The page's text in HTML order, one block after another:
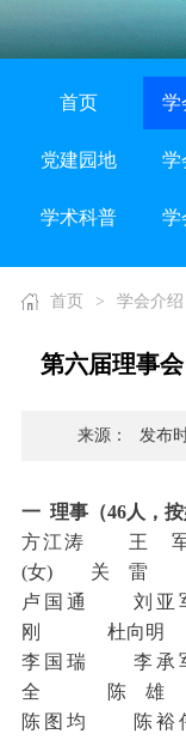
首页 学
党建园地 学
学术科普 学
首页 > 学会介绍
第六届理事会
来源： 发布
一 理事（46人，按
方江涛 王
(女) 关 雷
卢国通 刘
刚 杜向明
李国瑞 李
全 陈 雄 陈
陈图均 陈